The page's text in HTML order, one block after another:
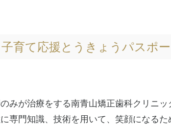
子育て応援とうきょうパスポ
みが治療をする南青山矯正歯科クリニ
専門知識、技術を用いて、笑顔になるた